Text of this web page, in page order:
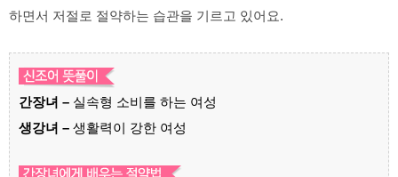
하면서 저절로 절약하는 습관을 기르고 있어요.
간장녀 – 실속형 소비를 하는 여성
생강녀 – 생활력이 강한 여성